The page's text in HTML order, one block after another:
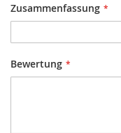
Zusammenfassung
Bewertung